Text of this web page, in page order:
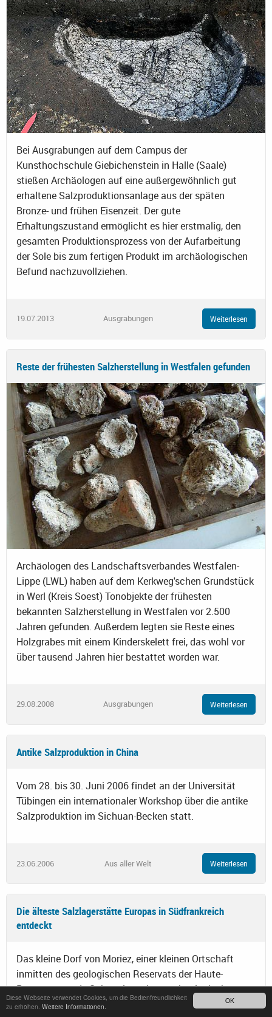
OK
Diese Webseite verwendet Cookies, um die Bedienfreundlichkeit
zu erhöhen. Weitere Informationen.
Bei Ausgrabungen auf dem Campus der
Kunsthochschule Giebichenstein in Halle (Saale)
stießen Archäologen auf eine außergewöhnlich gut
erhaltene Salzproduktionsanlage aus der späten
Bronze- und frühen Eisenzeit. Der gute
Erhaltungszustand ermöglicht es hier erstmalig, den
gesamten Produktionsprozess von der Aufarbeitung
der Sole bis zum fertigen Produkt im archäologischen
Befund nachzuvollziehen.
19.07.2013 Ausgrabungen Weiterlesen
Reste der frühesten Salzherstellung in Westfalen gefunden
Archäologen des Landschaftsverbandes Westfalen-
Lippe (LWL) haben auf dem Kerkweg'schen Grundstück
in Werl (Kreis Soest) Tonobjekte der frühesten
bekannten Salzherstellung in Westfalen vor 2.500
Jahren gefunden. Außerdem legten sie Reste eines
Holzgrabes mit einem Kinderskelett frei, das wohl vor
über tausend Jahren hier bestattet worden war.
29.08.2008 Ausgrabungen Weiterlesen
Antike Salzproduktion in China
Vom 28. bis 30. Juni 2006 findet an der Universität
Tübingen ein internationaler Workshop über die antike
Salzproduktion im Sichuan-Becken statt.
23.06.2006 Aus aller Welt Weiterlesen
Die älteste Salzlagerstätte Europas in Südfrankreich
entdeckt
Das kleine Dorf von Moriez, einer kleinen Ortschaft
inmitten des geologischen Reservats der Haute-
Provence, wurde Schauplatz einer archäologischen
Sensation.